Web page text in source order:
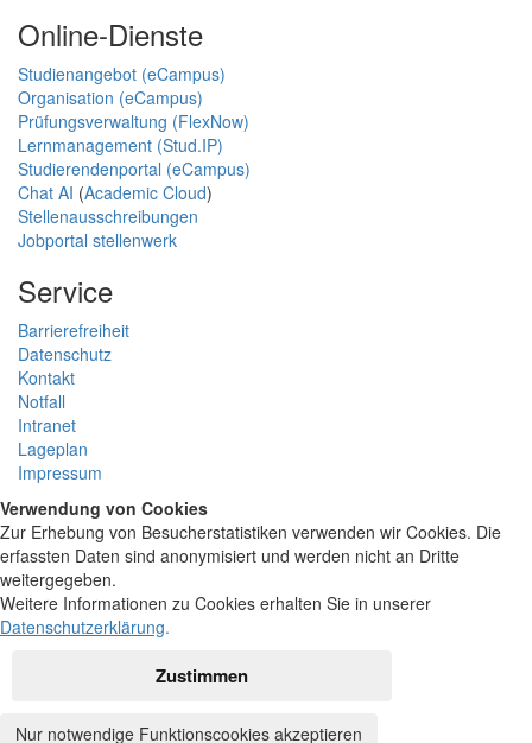
Online-Dienste
Studienangebot (eCampus)
Organisation (eCampus)
Prüfungsverwaltung (FlexNow)
Lernmanagement (Stud.IP)
Studierendenportal (eCampus)
Chat AI (Academic Cloud)
Stellenausschreibungen
Jobportal stellenwerk
Service
Barrierefreiheit
Datenschutz
Kontakt
Notfall
Intranet
Lageplan
Impressum
Verwendung von Cookies
Zur Erhebung von Besucherstatistiken verwenden wir Cookies. Die
erfassten Daten sind anonymisiert und werden nicht an Dritte
weitergegeben.
Weitere Informationen zu Cookies erhalten Sie in unserer
Datenschutzerklärung.
Zustimmen
Nur notwendige Funktionscookies akzeptieren